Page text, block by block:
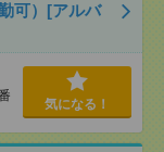
可）[アルバ
気になる！